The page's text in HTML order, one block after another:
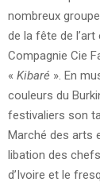
nombreux
de la fête de l’art
Compagnie Cie
« Kibaré ». En
couleurs du
festivaliers son
Marché des arts
libation des
d’Ivoire et le